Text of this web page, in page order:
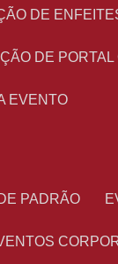
DE
DE
EVENTO
PADRÃO